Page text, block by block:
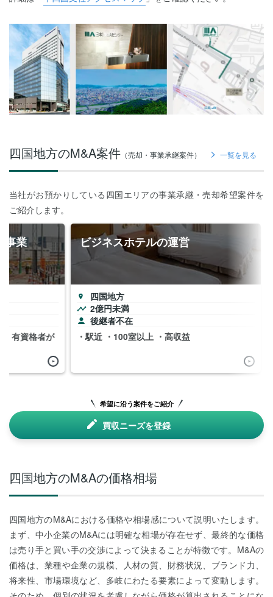
四国地方のM&A案件 （売却・事業承継案件） 一覧を見る
当社がお預かりしている四国エリアの事業承継・売却希望案件を
ご紹介します。
事業
有資格者が
ビジネスホテルの運営
四国地方
2億円未満
後継者不在
・駅近 ・100室以上 ・高収益
希望に沿う案件をご紹介
買収ニーズを登録
四国地方のM&Aの価格相場
四国地方のM&Aにおける価格や相場感について説明いたします。
まず、中小企業のM&Aには明確な相場が存在せず、最終的な価格
は売り手と買い手の交渉によって決まることが特徴です。M&Aの
価格は、業種や企業の規模、人材の質、財務状況、ブランド力、
将来性、市場環境など、多岐にわたる要素によって変動します。